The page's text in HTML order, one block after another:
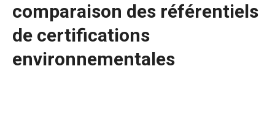
comparaison des référentiels
de certifications
environnementales